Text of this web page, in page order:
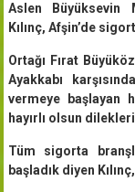
Aslen Büyüksevin
Kılınç, Afşin’de
Ortağı Fırat
Ayakkabı
vermeye başlayan
hayırlı olsun
Tüm sigorta
başladık diyen